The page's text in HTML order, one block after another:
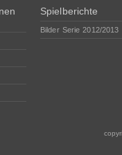
Spielberichte
Bilder Serie 2012/2013